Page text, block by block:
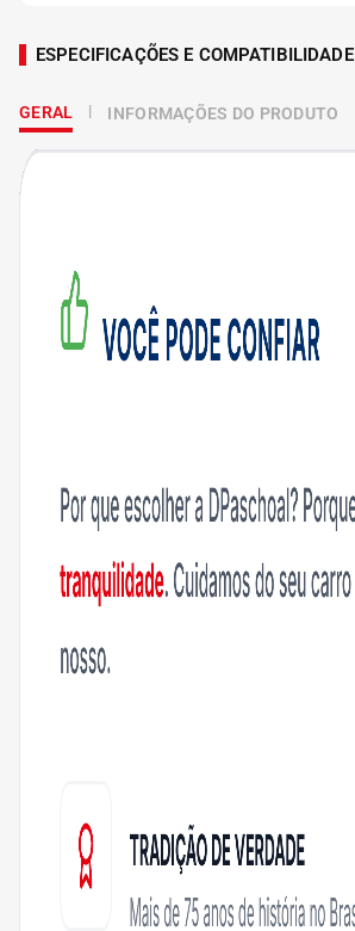
ESPECIFICAÇÕES E COMPATIBILIDADE
GERAL INFORMAÇÕES DO PRODUTO